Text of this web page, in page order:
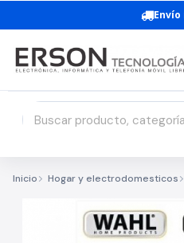
Inicio Hogar y electrodomesticos